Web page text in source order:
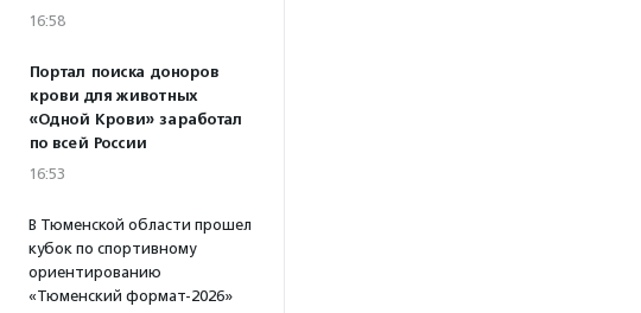
16:58
Портал поиска доноров
крови для животных
«Одной Крови» заработал
по всей России
16:53
В Тюменской области прошел
кубок по спортивному
ориентированию
«Тюменский формат-2026»